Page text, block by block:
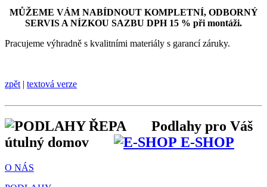
MŮŽEME VÁM NABÍDNOUT KOMPLETNÍ, ODBORNÝ
SERVIS A NÍZKOU SAZBU DPH 15 % při montáži.
Pracujeme výhradně s kvalitními materiály s garancí záruky.
zpět | textová verze
Podlahy pro Váš
útulný domov
E-SHOP
O NÁS